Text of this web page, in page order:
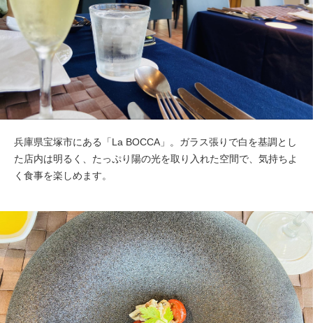
兵庫県宝塚市にある「La BOCCA」。ガラス張りで白を基調とし
た店内は明るく、たっぷり陽の光を取り入れた空間で、気持ちよ
く食事を楽しめます。